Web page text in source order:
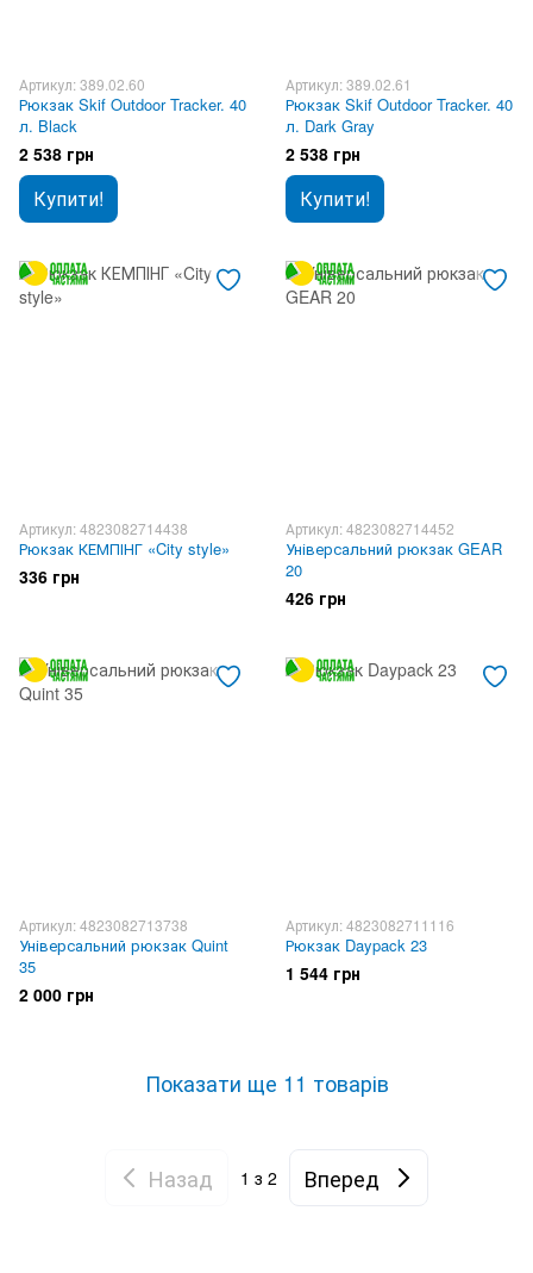
Артикул: 389.02.60
Рюкзак Skif Outdoor Tracker. 40
л. Black
2 538 грн
Купити!
Артикул: 389.02.61
Рюкзак Skif Outdoor Tracker. 40
л. Dark Gray
2 538 грн
Купити!
Артикул: 4823082714438
Рюкзак КЕМПІНГ «City style»
336 грн
Артикул: 4823082714452
Універсальний рюкзак GEAR
20
426 грн
Артикул: 4823082713738
Універсальний рюкзак Quint
35
2 000 грн
Артикул: 4823082711116
Рюкзак Daypack 23
1 544 грн
Показати ще 11 товарів
Назад 1 з 2 Вперед